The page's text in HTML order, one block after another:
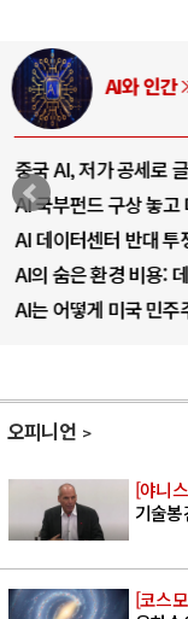
AI와 인간
중국 AI, 저가 공세로
AI 국부펀드 구상 놓고
AI 데이터센터 반대 투
AI의 숨은 환경 비용:
AI는 어떻게 미국 민주
오피니언
[야니
기술
[코스